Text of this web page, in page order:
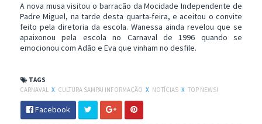
A nova musa visitou o barracão da Mocidade Independente de
Padre Miguel, na tarde desta quarta-feira, e aceitou o convite
feito pela diretoria da escola. Wanessa ainda revelou que se
apaixonou pela escola no Carnaval de 1996 quando se
emocionou com Adão e Eva que vinham no desfile.
TAGS
CARNAVAL X CULTURA SAMPA! INFORMAÇÃO X NOTÍCIAS X TOP NEWS!
Facebook